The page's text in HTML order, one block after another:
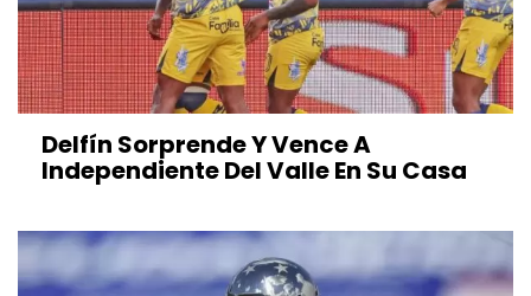
Delfín Sorprende Y Vence A
Independiente Del Valle En Su Casa